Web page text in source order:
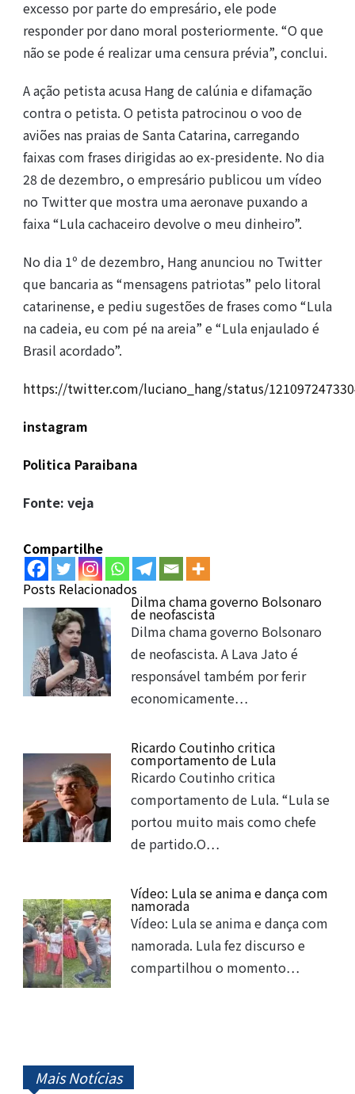
excesso por parte do empresário, ele pode
responder por dano moral posteriormente. “O que
não se pode é realizar uma censura prévia”, conclui.
A ação petista acusa Hang de calúnia e difamação
contra o petista. O petista patrocinou o voo de
aviões nas praias de Santa Catarina, carregando
faixas com frases dirigidas ao ex-presidente. No dia
28 de dezembro, o empresário publicou um vídeo
no Twitter que mostra uma aeronave puxando a
faixa “Lula cachaceiro devolve o meu dinheiro”.
No dia 1º de dezembro, Hang anunciou no Twitter
que bancaria as “mensagens patriotas” pelo litoral
catarinense, e pediu sugestões de frases como “Lula
na cadeia, eu com pé na areia” e “Lula enjaulado é
Brasil acordado”.
https://twitter.com/luciano_hang/status/
instagram
Politica Paraibana
Fonte: veja
Compartilhe
Posts Relacionados
Dilma chama governo Bolsonaro
de neofascista
Dilma chama governo Bolsonaro
de neofascista. A Lava Jato é
responsável também por ferir
economicamente…
Ricardo Coutinho critica
comportamento de Lula
Ricardo Coutinho critica
comportamento de Lula. “Lula se
portou muito mais como chefe
de partido.O…
Vídeo: Lula se anima e dança com
namorada
Vídeo: Lula se anima e dança com
namorada. Lula fez discurso e
compartilhou o momento…
Mais Notícias